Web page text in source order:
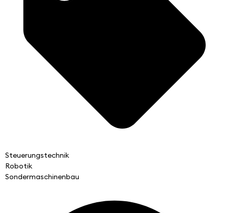
Steuerungstechnik
Robotik
Sondermaschinenbau